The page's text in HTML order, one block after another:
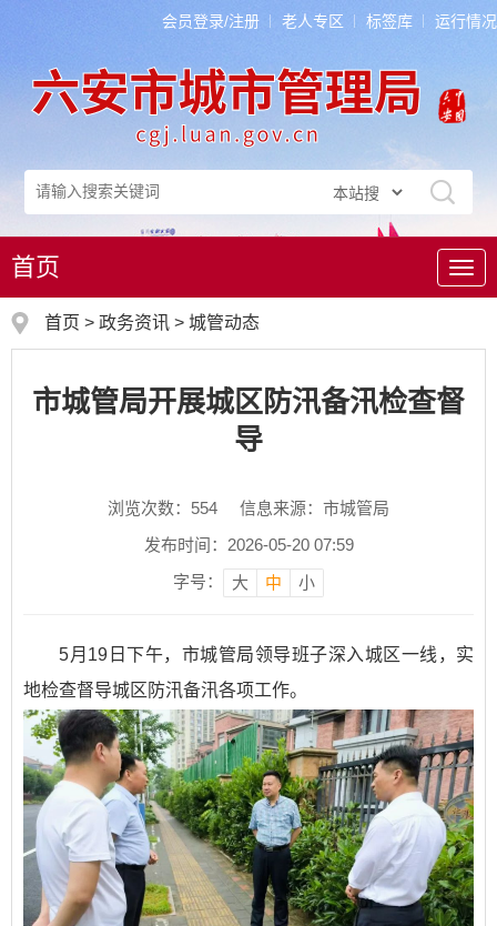
会员登录/注册 老人专区 标签库 运行情况
导
航
首页
首页 > 政务资讯 > 城管动态
市城管局开展城区防汛备汛检查督
导
浏览次数： 554
信息来源：市城管局
发布时间：2026-05-20 07:59
字号：
大 中 小
5月19日下午，市城管局领导班子深入城区一线，实
地检查督导城区防汛备汛各项工作。